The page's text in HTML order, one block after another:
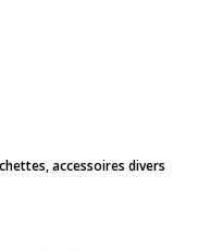
accessoires divers